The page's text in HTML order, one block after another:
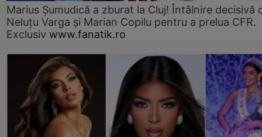
Marius Şumudică a zburat la Cluj! Întâlnire decisivă
Neluţu Varga şi Marian Copilu pentru a prelua CFR.
Exclusiv www.fanatik.ro